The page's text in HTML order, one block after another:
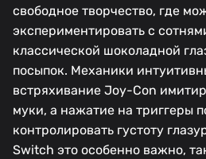
свободное творчество, где
экспериментировать с
классической шоколадной
посыпок. Механики
встряхивание Joy-Con
муки, а нажатие на триггеры
контролировать густоту
Switch это особенно важно,